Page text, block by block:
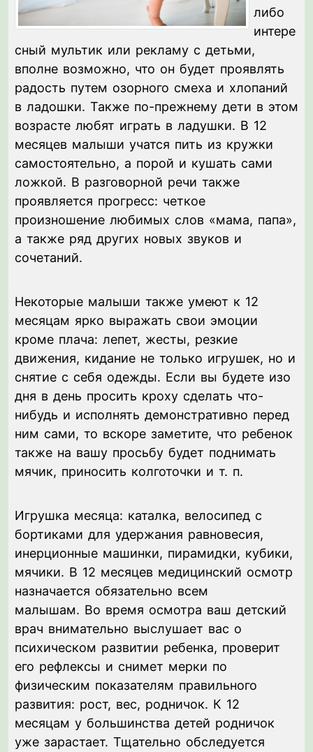
либо
интере
сный мультик или рекламу с детьми,
вполне возможно, что он будет проявлять
радость путем озорного смеха и хлопаний
в ладошки. Также по-прежнему дети в этом
возрасте любят играть в ладушки. В 12
месяцев малыши учатся пить из кружки
самостоятельно, а порой и кушать сами
ложкой. В разговорной речи также
проявляется прогресс: четкое
произношение любимых слов «мама, папа»,
а также ряд других новых звуков и
сочетаний.
Некоторые малыши также умеют к 12
месяцам ярко выражать свои эмоции
кроме плача: лепет, жесты, резкие
движения, кидание не только игрушек, но и
снятие с себя одежды. Если вы будете изо
дня в день просить кроху сделать что-
нибудь и исполнять демонстративно перед
ним сами, то вскоре заметите, что ребенок
также на вашу просьбу будет поднимать
мячик, приносить колготочки и т. п.
Игрушка месяца: каталка, велосипед с
бортиками для удержания равновесия,
инерционные машинки, пирамидки, кубики,
мячики. В 12 месяцев медицинский осмотр
назначается обязательно всем
малышам. Во время осмотра ваш детский
врач внимательно выслушает вас о
психическом развитии ребенка, проверит
его рефлексы и снимет мерки по
физическим показателям правильного
развития: рост, вес, родничок. К 12
месяцам у большинства детей родничок
уже зарастает. Тщательно обследуется